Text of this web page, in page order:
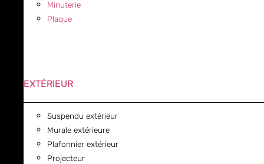
Minuterie
Plaque
EXTÉRIEUR
Suspendu extérieur
Murale extérieure
Plafonnier extérieur
Projecteur